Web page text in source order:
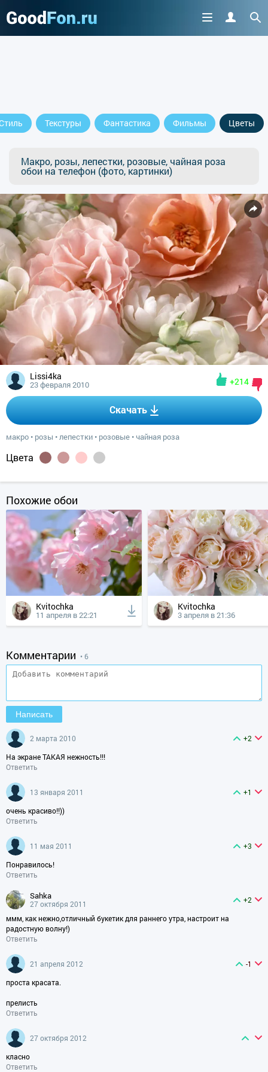
Текстуры Фантастика Фильмы Цветы
Макро, розы, лепестки, розовые, чайная роза
обои на телефон (фото, картинки)
Lissi4ka
23 февраля 2010 +214
Скачать
макро • розы •лепестки • розовые •чайная роза
Цвета
Похожие обои
Kvitochka
11 апреля в 22:21
Kvitochka
3 апреля в 21:36
Комментарии • 6
2 марта 2010
+2
На экране ТАКАЯ нежность!!!
Ответить
13 января 2011
+1
очень красиво!!))
Ответить
11 мая 2011
+3
Понравилось!
Ответить
sahka
27 октября 2011
+2
ммм, как нежно,отличный букетик для раннего утра, настроит на
радостную волну!)
Ответить
21 апреля 2012
-1
проста красата.
прелисть
Ответить
27 октября 2012
класно
Ответить